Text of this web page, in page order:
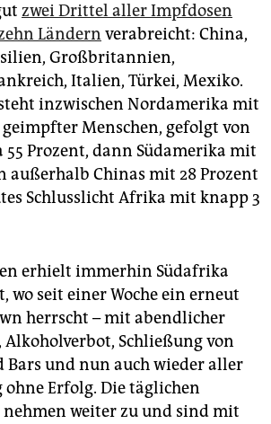
zwei Drittel aller Impfdosen
Ländern verabreicht: China,
Großbritannien,
Italien, Türkei, Mexiko.
inzwischen Nordamerika mit
Menschen, gefolgt von
Prozent, dann Südamerika mit
außerhalb Chinas mit 28 Prozent
Schlusslicht Afrika mit knapp 3
erhielt immerhin Südafrika
wo seit einer Woche ein erneut
herrscht – mit abendlicher
Alkoholverbot, Schließung von
Bars und nun auch wieder aller
ohne Erfolg. Die täglichen
weiter zu und sind mit